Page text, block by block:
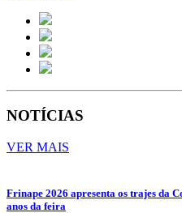
NOTÍCIAS
VER MAIS
Frinape 2026 apresenta os trajes da
anos da feira